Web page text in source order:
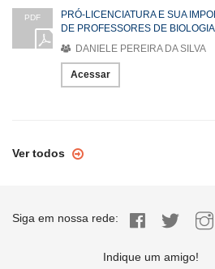
PDF
PRÓ-LICENCIATURA E SUA
DE PROFESSORES DE BIOLOGIA
DANIELE PEREIRA DA SILVA
Acessar
Ver todos
Siga em nossa rede:
Indique um amigo!